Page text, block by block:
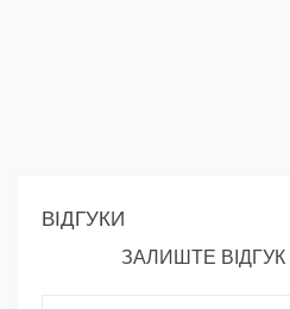
ВІДГУКИ
ЗАЛИШТЕ